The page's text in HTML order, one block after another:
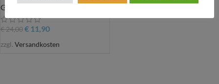
Geschenks Ideen
€24,00€ 11,90
zzgl. Versandkosten